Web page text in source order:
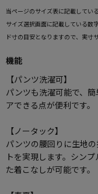
当ページのサイズ表に記載してい
サイズ選択画面に記載している数
ド寸の目安となりますので、実寸
機能
【パンツ洗濯可】
パンツも洗濯可能で、
アできる点が便利です。
【ノータック】
パンツの腰回りに生地
トを実現します。シン
た着こなしが可能です。